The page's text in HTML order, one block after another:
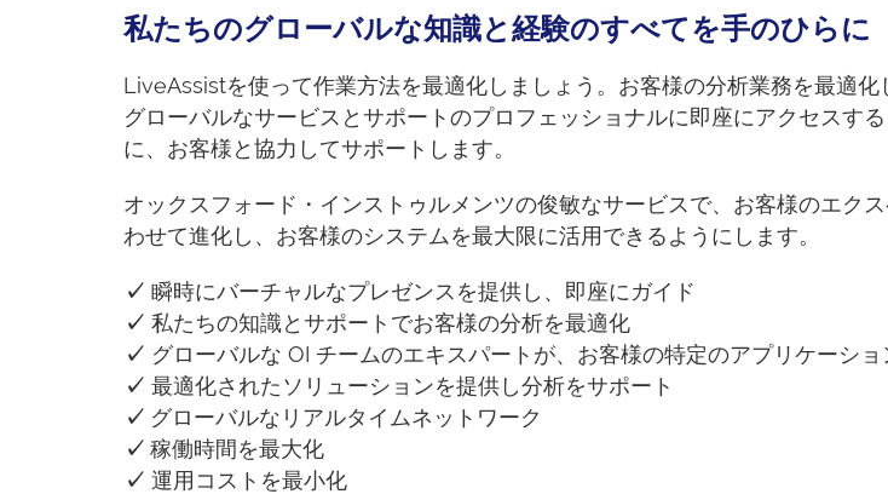
私たちのグローバルな知識と経験のすべてを手のひらに
LiveAssistを使って作業方法を最適化しましょう。お客様の分析業務を最適
グローバルなサービスとサポートのプロフェッショナルに即座にアクセスす
に、お客様と協力してサポートします。
オックスフォード・インストゥルメンツの俊敏なサービスで、お客様のエ
わせて進化し、お客様のシステムを最大限に活用できるようにします。
✓ 瞬時にバーチャルなプレゼンスを提供し、即座にガイド
✓ 私たちの知識とサポートでお客様の分析を最適化
✓ グローバルな OI チームのエキスパートが、お客様の特定のアプリケーショ
✓ 最適化されたソリューションを提供し分析をサポート
✓ グローバルなリアルタイムネットワーク
✓ 稼働時間を最大化
✓ 運用コストを最小化